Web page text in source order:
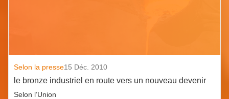
Selon la presse15 Déc. 2010
le bronze industriel en route vers un nouveau devenir
Selon l’Union